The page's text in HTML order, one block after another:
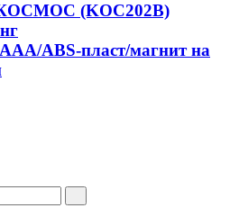
(KOC202B)
ABS-пласт/магнит на